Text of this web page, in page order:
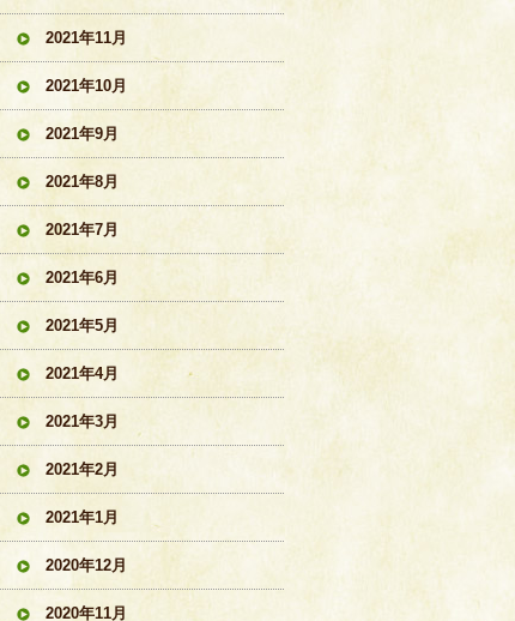
2021年11月
2021年10月
2021年9月
2021年8月
2021年7月
2021年6月
2021年5月
2021年4月
2021年3月
2021年2月
2021年1月
2020年12月
2020年11月